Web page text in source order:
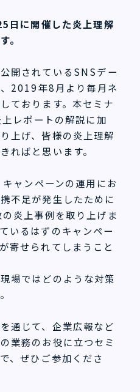
日に開催した炎上理解
。
開されているSNSデー
2019年8月より毎月ネ
ております。本セミナ
レポートの解説に加
上げ、皆様の炎上理解
ればと思います。
ャンペーンの運用にお
不足が発生したために
炎上事例を取り上げま
いるはずのキャンペー
寄せられてしまうこと
場ではどのような対策
通じて、企業広報など
業務のお役に立つセミ
、ぜひご参加くださ